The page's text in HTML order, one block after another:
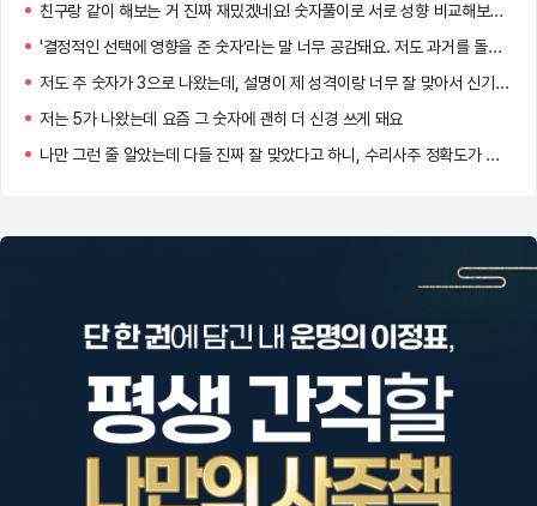
친구랑 같이 해보는 거 진짜 재밌겠네요! 숫자풀이로 서로 성향 비교해보는 것도 꽤 유익할 것 같아요.
'결정적인 선택에 영향을 준 숫자’라는 말 너무 공감돼요. 저도 과거를 돌아보니 그 숫자가 자주 등장했더라고요..ㄷㄷ
저도 주 숫자가 3으로 나왔는데, 설명이 제 성격이랑 너무 잘 맞아서 신기했어요!
저는 5가 나왔는데 요즘 그 숫자에 괜히 더 신경 쓰게 돼요
나만 그런 줄 알았는데 다들 진짜 잘 맞았다고 하니, 수리사주 정확도가 생각보다 높네요…